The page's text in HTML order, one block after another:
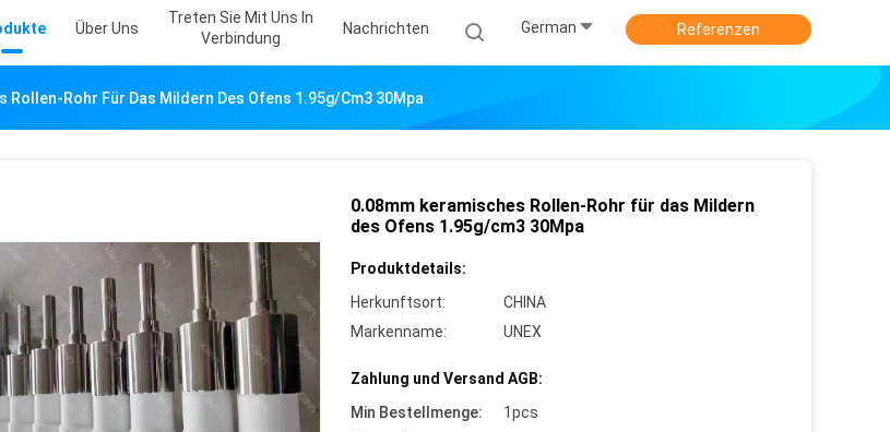
Über Uns
Treten Sie Mit Uns In
Verbindung
Nachrichten German Referenzen
Rollen-Rohr Für Das Mildern Des Ofens 1.95g/cm3 30Mpa
0.08mm keramisches Rollen-Rohr für das Mildern
des Ofens 1.95g/cm3 30Mpa
Produktdetails:
Herkunftsort:
CHINA
Markenname:
UNEX
Zahlung und Versand AGB:
Min Bestellmenge:
1pcs